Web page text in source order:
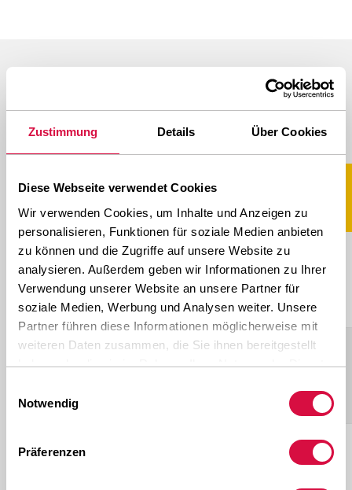
Zustimmung Details Über Cookies
Diese Webseite verwendet Cookies
Wir verwenden Cookies, um Inhalte und Anzeigen zu
personalisieren, Funktionen für soziale Medien anbieten
zu können und die Zugriffe auf unsere Website zu
analysieren. Außerdem geben wir Informationen zu Ihrer
Verwendung unserer Website an unsere Partner für
soziale Medien, Werbung und Analysen weiter. Unsere
Partner führen diese Informationen möglicherweise mit
weiteren Daten zusammen, die Sie ihnen bereitgestellt
haben oder die sie im Rahmen Ihrer Nutzung der Dienste
Notwendig
Präferenzen
IN DIESEN GRÖSSEN VERFÜGBAR
Scroll naar rechts voor meer
GRÖSSE PROFIL
275/70R22.5
NEO
ALLROADS
NEO